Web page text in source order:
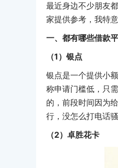
最近身边不少朋友
家提供参考，我特
一、都有哪些借款
（1）银点
银点是一个提供小
称申请门槛低，只
的，前段时间因为
行，没怎么打电话骚
（2）卓胜花卡